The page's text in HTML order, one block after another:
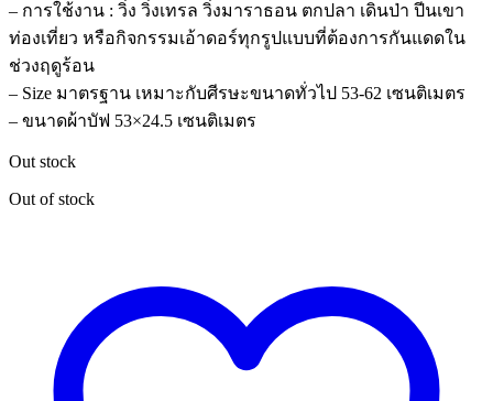
– การใช้งาน : วิ่ง วิ่งเทรล วิ่งมาราธอน ตกปลา เดินป่า ปีนเขา
ท่องเที่ยว หรือกิจกรรมเอ้าดอร์ทุกรูปแบบที่ต้องการกันแดดใน
ช่วงฤดูร้อน
– Size มาตรฐาน เหมาะกับศีรษะขนาดทั่วไป 53-62 เซนติเมตร
– ขนาดผ้าบัฟ 53×24.5 เซนติเมตร
Out stock
Out of stock